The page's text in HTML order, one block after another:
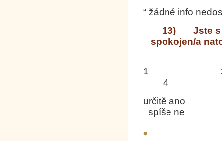
“ žádné info
13) Jste s
spokojen/a
1
4
určitě ano
spíše ne